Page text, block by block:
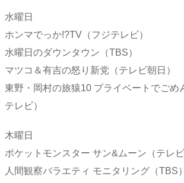
水曜日
ホンマでっか!?TV（フジテレビ）
水曜日のダウンタウン（TBS）
マツコ＆有吉の怒り新党（テレビ朝日）
東野・岡村の旅猿10 プライベートでご
テレビ）
木曜日
ポケットモンスター サン&ムーン（テレビ
人間観察バラエティ モニタリング（TBS）